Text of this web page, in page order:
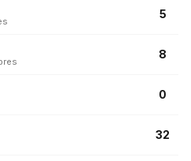
5
8
0
32